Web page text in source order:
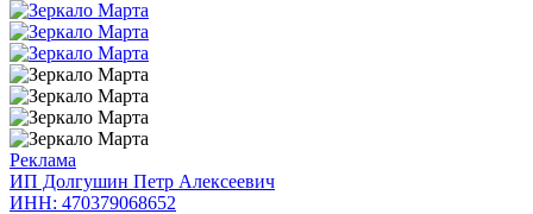
Реклама
ИП Долгушин Петр Алексеевич
ИНН: 470379068652